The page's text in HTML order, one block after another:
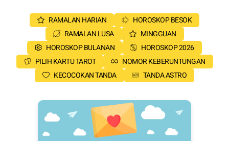
RAMALAN HARIAN
HOROSKOP BESOK
RAMALAN LUSA
MINGGUAN
HOROSKOP BULANAN
HOROSKOP 2026
PILIH KARTU TAROT
NOMOR KEBERUNTUNGAN
KECOCOKAN TANDA
TANDA ASTRO